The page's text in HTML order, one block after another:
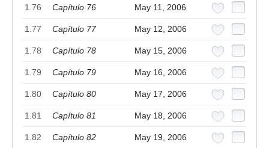
1.76 Capítulo 76 May 11, 2006
1.77 Capítulo 77 May 12, 2006
1.78 Capítulo 78 May 15, 2006
1.79 Capítulo 79 May 16, 2006
1.80 Capítulo 80 May 17, 2006
1.81 Capítulo 81 May 18, 2006
1.82 Capítulo 82 May 19, 2006